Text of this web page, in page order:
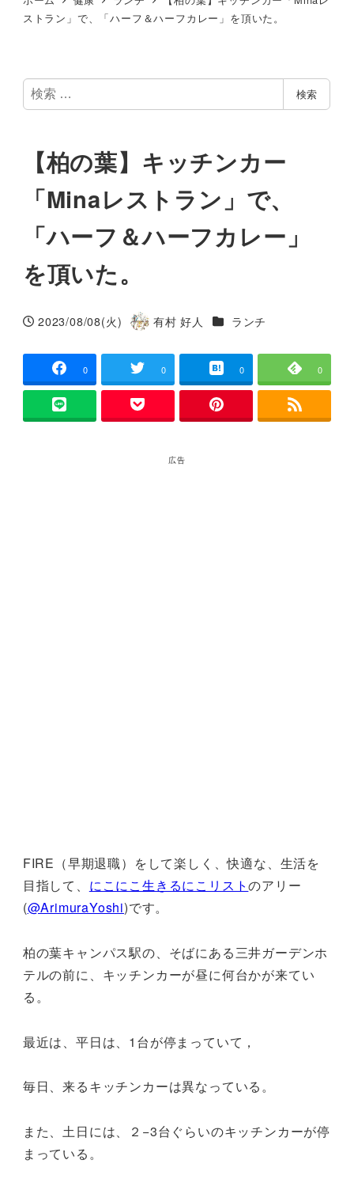
ストラン」で、「ハーフ＆ハーフカレー」を頂いた。
検
索
検索
【柏の葉】キッチンカー
「Minaレストラン」で、
「ハーフ＆ハーフカレー」
を頂いた。
投稿日
2023/08/08(火)
著
有村 好人 カテゴリー
ランチ
0 0 0 0
広告
FIRE（早期退職）をして楽しく、快適な、生活を
目指して、 にこにこ生きるにこリストのアリー
(@ArimuraYoshi)です。
柏の葉キャンパス駅の、そばにある三井ガーデンホ
テルの前に、キッチンカーが昼に何台かが来てい
る。
最近は、平日は、1台が停まっていて，
毎日、来るキッチンカーは異なっている。
また、土日には、２−3台ぐらいのキッチンカーが停
まっている。